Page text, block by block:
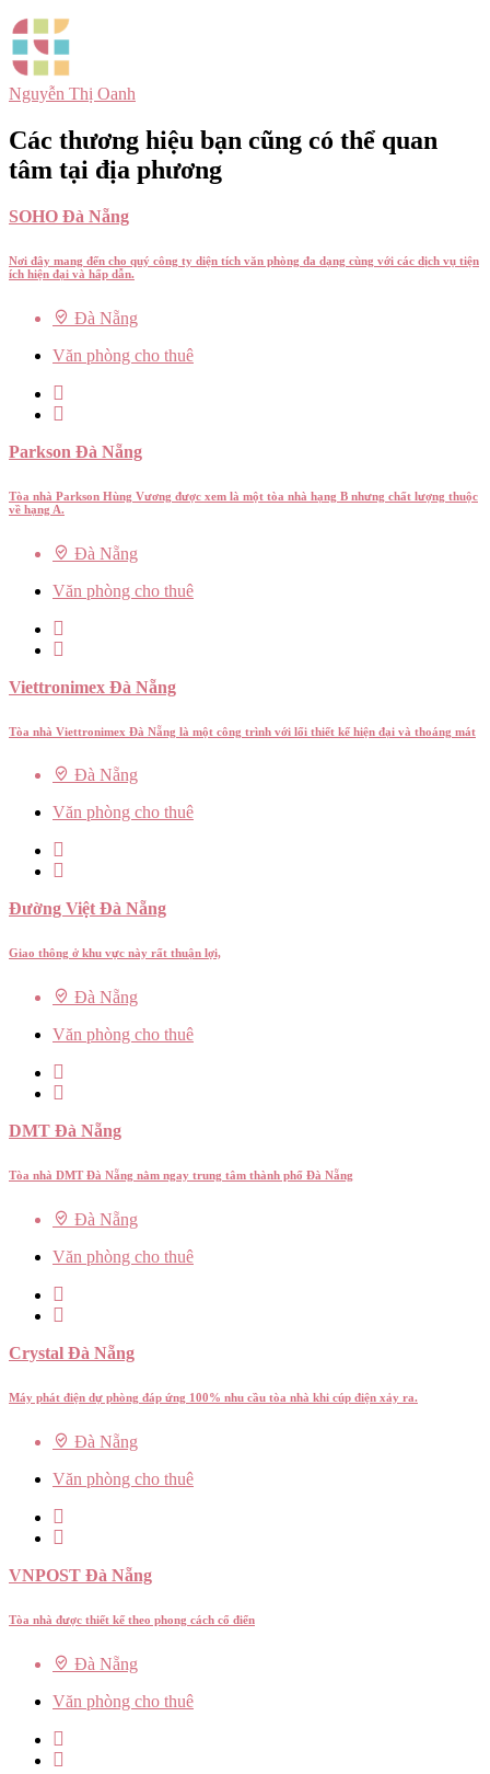
Nguyễn Thị Oanh
Các thương hiệu bạn cũng có thể quan
tâm tại địa phương
SOHO Đà Nẵng
Nơi đây mang đến cho quý công ty diện tích văn phòng đa dạng cùng với các dịch vụ tiện
ích hiện đại và hấp dẫn.
Đà Nẵng
Văn phòng cho thuê
Parkson Đà Nẵng
Tòa nhà Parkson Hùng Vương được xem là một tòa nhà hạng B nhưng chất lượng thuộc
về hạng A.
Đà Nẵng
Văn phòng cho thuê
Viettronimex Đà Nẵng
Tòa nhà Viettronimex Đà Nẵng là một công trình với lối thiết kế hiện đại và thoáng mát
Đà Nẵng
Văn phòng cho thuê
Đường Việt Đà Nẵng
Giao thông ở khu vực này rất thuận lợi,
Đà Nẵng
Văn phòng cho thuê
DMT Đà Nẵng
Tòa nhà DMT Đà Nẵng nằm ngay trung tâm thành phố Đà Nẵng
Đà Nẵng
Văn phòng cho thuê
Crystal Đà Nẵng
Máy phát điện dự phòng đáp ứng 100% nhu cầu tòa nhà khi cúp điện xảy ra.
Đà Nẵng
Văn phòng cho thuê
VNPOST Đà Nẵng
Tòa nhà được thiết kế theo phong cách cổ điển
Đà Nẵng
Văn phòng cho thuê